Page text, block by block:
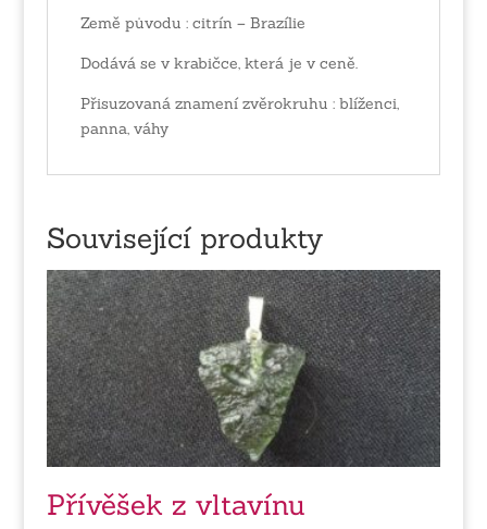
Země původu : citrín – Brazílie
Dodává se v krabičce, která je v ceně.
Přisuzovaná znamení zvěrokruhu : blíženci,
panna, váhy
Související produkty
Přívěšek z vltavínu